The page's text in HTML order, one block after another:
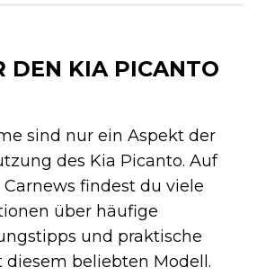
DEN KIA PICANTO
sind nur ein Aspekt der
des Kia Picanto. Auf
findest du viele
über häufige
und praktische
beliebten Modell.